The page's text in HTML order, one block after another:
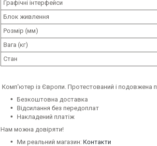
Графічні інтерфейси
Блок живлення
Розмір (мм)
Вага (кг)
Стан
Комп'ютер із Європи. Протестований і подовжена
Безкоштовна доставка
Відсилання без передоплат
Накладений платіж
Нам можна довіряти!
Ми реальний магазин: Контакти